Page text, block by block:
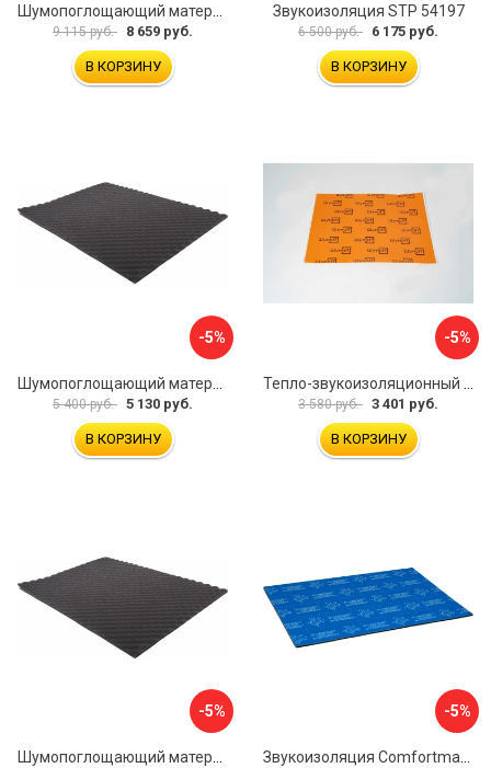
9 115 руб. 8 659 руб.
В КОРЗИНУ
Звукоизоляция STP 54197
6 500 руб. 6 175 руб.
В КОРЗИНУ
-5%
Шумопоглощающий материал Dreamcar Wave 15 WD-15M-S075100P1046
5 400 руб. 5 130 руб.
В КОРЗИНУ
-5%
Тепло-звукоизоляционный материал Шумофф П4В БП000000433
3 580 руб. 3 401 руб.
В КОРЗИНУ
-5% -5%